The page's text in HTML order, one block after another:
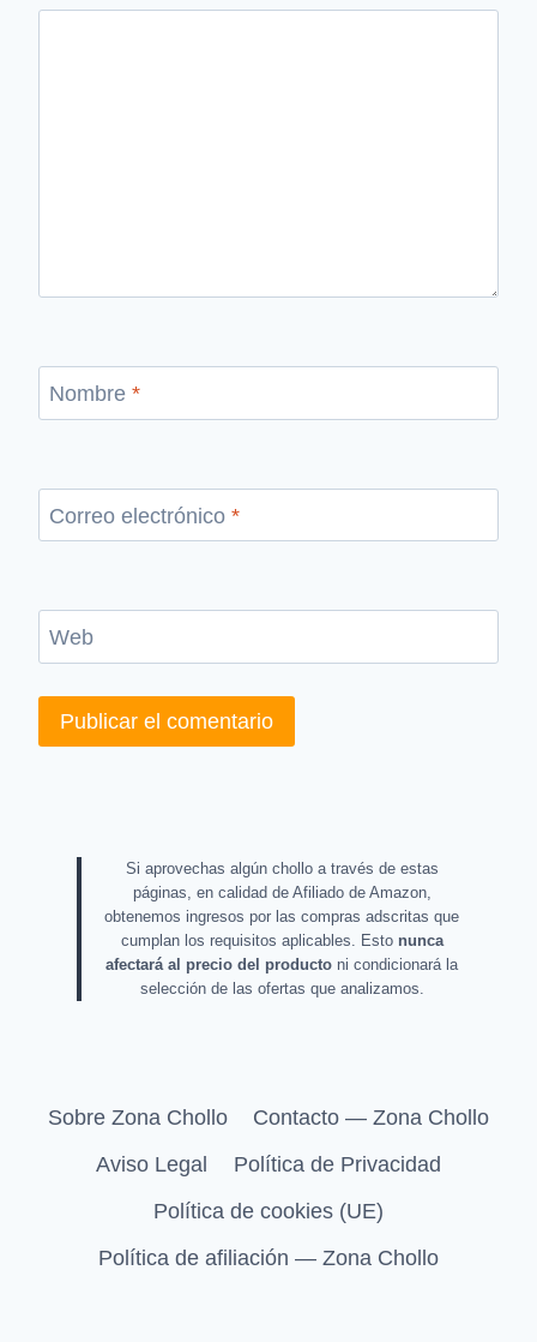
Nombre *
Correo electrónico *
Web
Si aprovechas algún chollo a través de estas
páginas, en calidad de Afiliado de Amazon,
obtenemos ingresos por las compras adscritas que
cumplan los requisitos aplicables. Esto nunca
afectará al precio del producto ni condicionará la
selección de las ofertas que analizamos.
Sobre Zona Chollo
Contacto — Zona Chollo
Aviso Legal
Política de Privacidad
Política de cookies (UE)
Política de afiliación — Zona Chollo